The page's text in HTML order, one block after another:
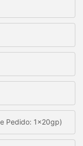
Pedido: 1x20gp)